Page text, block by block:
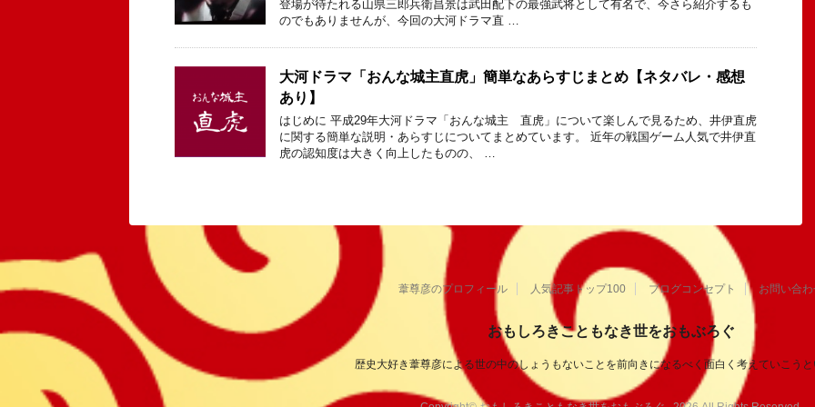
登場が待たれる山県三郎兵衛昌景は武田配下の最強武将として有名で、今さら紹介するも
のでもありませんが、今回の大河ドラマ直 …
大河ドラマ「おんな城主直虎」簡単なあらすじまとめ【ネタバレ・感想
あり】
はじめに 平成29年大河ドラマ「おんな城主 直虎」について楽しんで見るため、井伊直虎
に関する簡単な説明・あらすじについてまとめています。 近年の戦国ゲーム人気で井伊直
虎の認知度は大きく向上したものの、 …
葦尊彦のプロフィール 人気記事トップ100 ブログコンセプト お問い合
おもしろきこともなき世をおもぶろぐ
歴史大好き葦尊彦による世の中のしょうもないことを前向きになるべく面白く考えていこうと